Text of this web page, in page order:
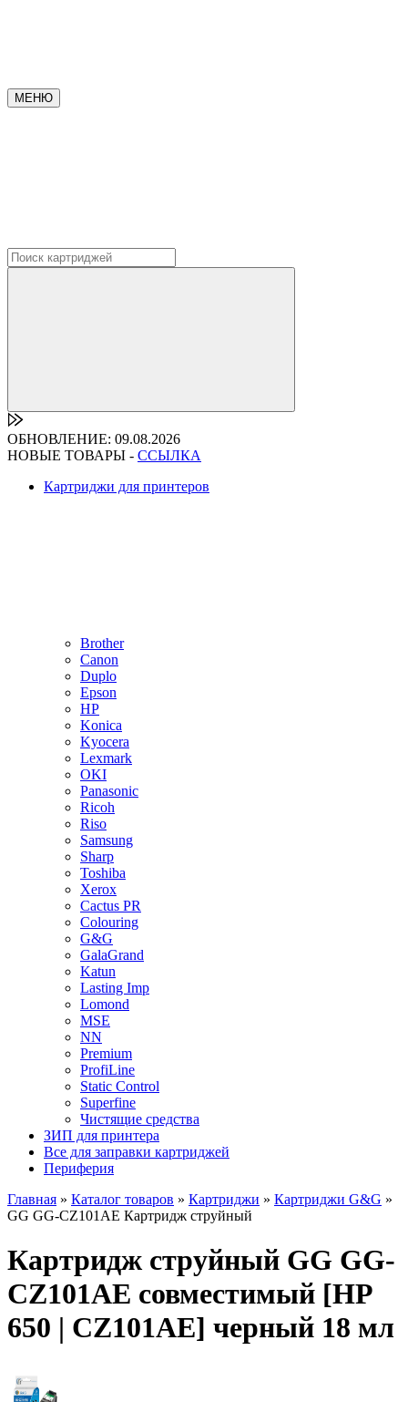
МЕНЮ
ОБНОВЛЕНИЕ: 09.08.2026
НОВЫЕ ТОВАРЫ - ССЫЛКА
Картриджи для принтеров
Brother
Canon
Duplo
Epson
HP
Konica
Kyocera
Lexmark
OKI
Panasonic
Ricoh
Riso
Samsung
Sharp
Toshiba
Xerox
Cactus PR
Colouring
G&G
GalaGrand
Katun
Lasting Imp
Lomond
MSE
NN
Premium
ProfiLine
Static Control
Superfine
Чистящие средства
ЗИП для принтера
Все для заправки картриджей
Периферия
Главная » Каталог товаров » Картриджи » Картриджи G&G »
GG GG-CZ101AE Картридж струйный
Картридж струйный GG GG-
CZ101AE совместимый [HP
650 | CZ101AE] черный 18 мл